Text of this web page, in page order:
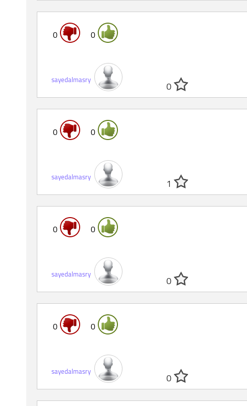
0 0
sayedalmasry 0
0 0
sayedalmasry 1
0 0
sayedalmasry 0
0 0
sayedalmasry 0